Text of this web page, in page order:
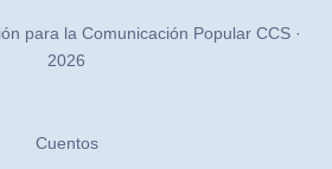
para la Comunicación Popular CCS ·
2026
Cuentos